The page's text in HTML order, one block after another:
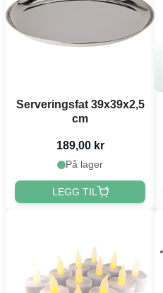
Serveringsfat 39x39x2,5
cm
189,00 kr
På lager
LEGG TIL